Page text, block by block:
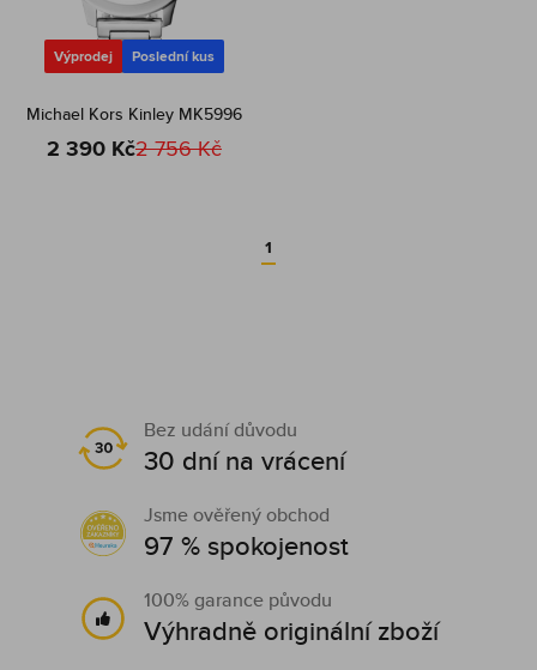
Výprodej Poslední kus
Michael Kors Kinley MK5996
2 390 Kč2 756 Kč
1
Bez udání důvodu
30 dní na vrácení
Jsme ověřený obchod
97 % spokojenost
100% garance původu
Výhradně originální zboží